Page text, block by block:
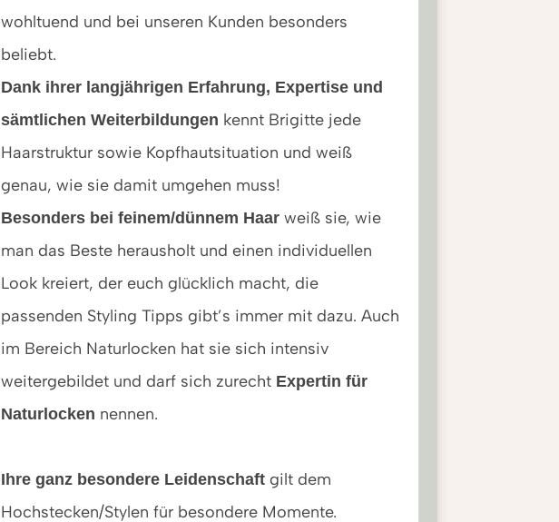
wohltuend und bei unseren Kunden besonders
beliebt.
Dank ihrer langjährigen Erfahrung, Expertise und
sämtlichen Weiterbildungen kennt Brigitte jede
Haarstruktur sowie Kopfhautsituation und weiß
genau, wie sie damit umgehen muss!
Besonders bei feinem/dünnem Haar weiß sie, wie
man das Beste herausholt und einen individuellen
Look kreiert, der euch glücklich macht, die
passenden Styling Tipps gibt’s immer mit dazu. Auch
im Bereich Naturlocken hat sie sich intensiv
weitergebildet und darf sich zurecht Expertin für
Naturlocken nennen.
Ihre ganz besondere Leidenschaft gilt dem
Hochstecken/Stylen für besondere Momente.